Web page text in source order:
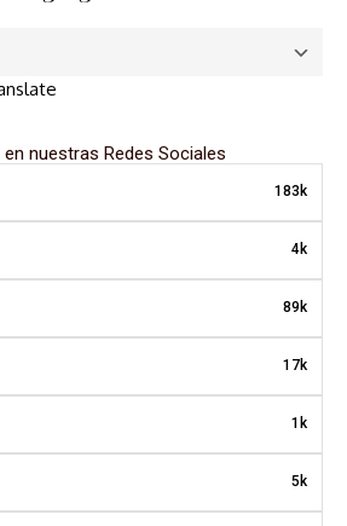
nuestras Redes Sociales
183k
4k
89k
17k
1k
5k